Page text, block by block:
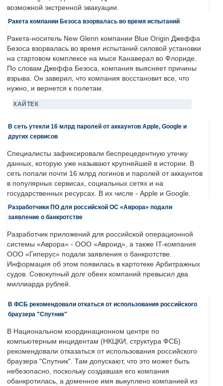
возможной экстренной эвакуации.
Ракета компании Безоса взорвалась во время испытаний
Ракета-носитель New Glenn компании Blue Origin Джеффа
Безоса взорвалась во время испытаний силовой установки
на стартовом комплексе на мысе Канаверал во Флориде.
По словам Джеффа Безоса, компания выясняет причины
взрыва. Он заверил, что компания восстановит все, что
нужно, и вернется к полетам.
ХАЙТЕК
В сеть утекли 16 млрд паролей от аккаунтов Apple, Google и
других сервисов
Специалисты зафиксировали беспрецедентную утечку
данных, которую уже называют крупнейшей в истории. В
сеть попали почти 16 млрд логинов и паролей от аккаунтов
в популярных сервисах, социальных сетях и на
государственных ресурсах. В их числе - Apple и Google.
Разработчики ПО для российской ОС «Аврора» подали
заявление о банкротстве
Разработчик приложений для российской операционной
системы «Аврора» - ООО «Авроид», а также IT-компания
ООО «Гиперус» подали заявления о банкротстве.
Информация об этом появилась в картотеке Арбитражных
судов. Совокупный долг обеих компаний превысил два
миллиарда рублей.
В ФСБ рекомендовали откаться от использования российского
браузера "Спутник"
В Национальном координационном центре по
компьютерным инцидентам (НКЦКИ, структура ФСБ)
рекомендовали отказаться от использования российского
браузера "Спутник". Там допускают, что это может быть
небезопасно, поскольку создавшая его компания
обанкротилась, а доменное имя выкуплено компанией из